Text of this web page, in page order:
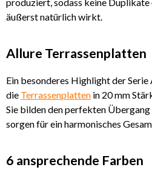
produziert, sodass keine Duplikate
äußerst natürlich wirkt.
Allure Terrassenplatten
Ein besonderes Highlight der Serie
die Terrassenplatten in 20 mm
Sie bilden den perfekten
sorgen für ein harmonisches
6 ansprechende Farben